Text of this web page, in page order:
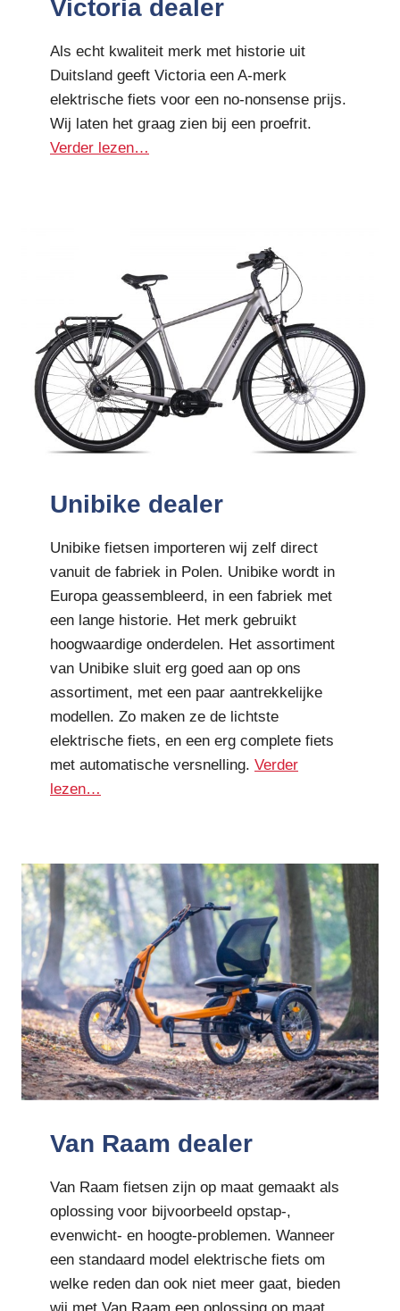
Victoria dealer
Als echt kwaliteit merk met historie uit
Duitsland geeft Victoria een A-merk
elektrische fiets voor een no-nonsense prijs.
Wij laten het graag zien bij een proefrit.
Verder lezen…
Unibike dealer
Unibike fietsen importeren wij zelf direct
vanuit de fabriek in Polen. Unibike wordt in
Europa geassembleerd, in een fabriek met
een lange historie. Het merk gebruikt
hoogwaardige onderdelen. Het assortiment
van Unibike sluit erg goed aan op ons
assortiment, met een paar aantrekkelijke
modellen. Zo maken ze de lichtste
elektrische fiets, en een erg complete fiets
met automatische versnelling. Verder
lezen…
Van Raam dealer
Van Raam fietsen zijn op maat gemaakt als
oplossing voor bijvoorbeeld opstap-,
evenwicht- en hoogte-problemen. Wanneer
een standaard model elektrische fiets om
welke reden dan ook niet meer gaat, bieden
wij met Van Raam een oplossing op maat.